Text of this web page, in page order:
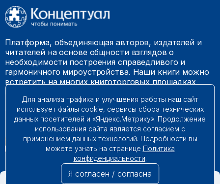
Платформа, объединяющая авторов, издателей и
читателей на основе общности взглядов о
необходимости построения справедливого и
гармоничного мироустройства. Наши книги можно
встретить на многих книготорговых площадках
© 2009 – 2026. Все права защищены.
Для анализа трафика и улучшения работы наш сайт
использует файлы cookie, сервисы сбора технических
данных посетителей и «Яндекс.Метрику». Продолжение
использования сайта является согласием с
применением данных технологий. Подробности вы
можете узнать на странице Политика
конфиденциальности.
Я согласен / согласна